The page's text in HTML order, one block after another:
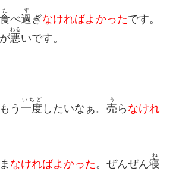
食
た
べ過
す
ぎなければよかったです。
悪
わる
いです。
う一度
いちど
したいなぁ。売
う
ら なけれ
ま なければよかった。ぜんぜん寝
ね